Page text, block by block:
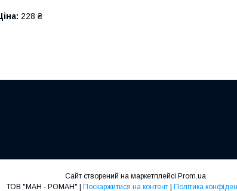
228 ₴
Сайт створений на маркетплейсі Prom.ua
ТОВ "МАН - РОМАН" | Поскаржитися на контент | Політика